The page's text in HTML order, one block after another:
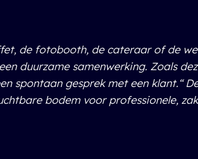
de fotobooth, de cateraar of de
duurzame samenwerking. Zoals
spontaan gesprek met een klant.“
bodem voor professionele,